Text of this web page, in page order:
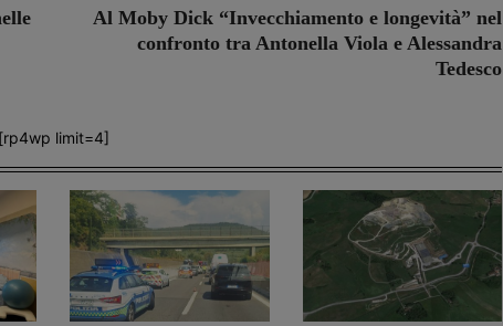
Al Moby Dick “Invecchiamento e longevità” nel
confronto tra Antonella Viola e Alessandra
Tedesco
[rp4wp limit=4]